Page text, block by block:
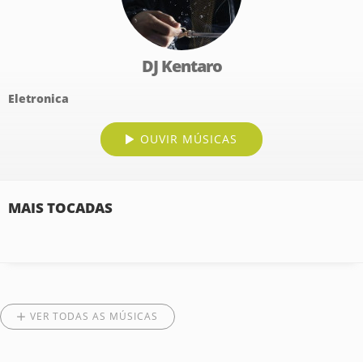
DJ Kentaro
Eletronica
OUVIR MÚSICAS
MAIS TOCADAS
VER TODAS AS MÚSICAS